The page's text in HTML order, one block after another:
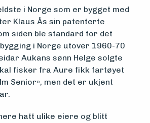
i Norge som er bygget med
Klaus Ås sin patenterte
siden ble standard for det
i Norge utover 1960-70
Aukans sønn Helge solgte
fisker fra Aure fikk fartøyet
Senior», men det er ukjent
hatt ulike eiere og blitt